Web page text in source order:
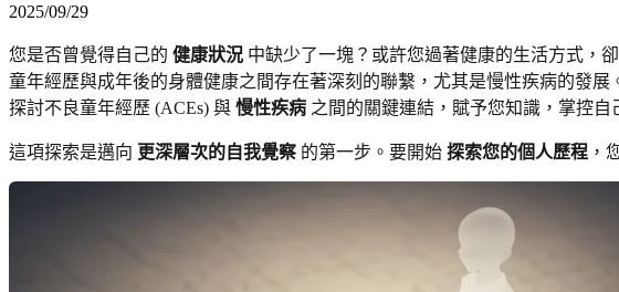
2025/09/29
您是否曾覺得自己的 健康狀況 中缺少了一塊？或許您過著健康的生活方式，
童年經歷與成年後的身體健康之間存在著深刻的聯繫，尤其是慢性疾病的發展
探討不良童年經歷 (ACEs) 與 慢性疾病 之間的關鍵連結，賦予您知識，掌控自
這項探索是邁向 更深層次的自我覺察 的第一步。要開始 探索您的個人歷程 ，